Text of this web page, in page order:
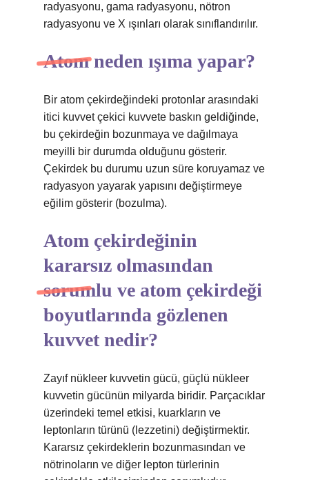
radyasyonu, gama radyasyonu, nötron
radyasyonu ve X ışınları olarak sınıflandırılır.
Atom neden ışıma yapar?
Bir atom çekirdeğindeki protonlar arasındaki
itici kuvvet çekici kuvvete baskın geldiğinde,
bu çekirdeğin bozunmaya ve dağılmaya
meyilli bir durumda olduğunu gösterir.
Çekirdek bu durumu uzun süre koruyamaz ve
radyasyon yayarak yapısını değiştirmeye
eğilim gösterir (bozulma).
Atom çekirdeğinin
kararsız olmasından
sorumlu ve atom çekirdeği
boyutlarında gözlenen
kuvvet nedir?
Zayıf nükleer kuvvetin gücü, güçlü nükleer
kuvvetin gücünün milyarda biridir. Parçacıklar
üzerindeki temel etkisi, kuarkların ve
leptonların türünü (lezzetini) değiştirmektir.
Kararsız çekirdeklerin bozunmasından ve
nötrinoların ve diğer lepton türlerinin